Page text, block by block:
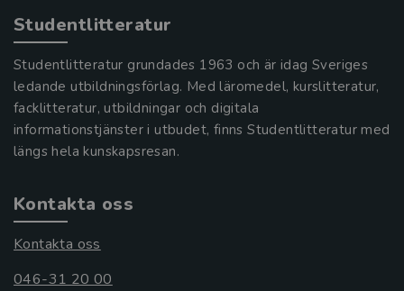
Studentlitteratur
Studentlitteratur grundades 1963 och är idag Sveriges
ledande utbildningsförlag. Med läromedel, kurslitteratur,
facklitteratur, utbildningar och digitala
informationstjänster i utbudet, finns Studentlitteratur med
längs hela kunskapsresan.
Kontakta oss
Kontakta oss
046-31 20 00